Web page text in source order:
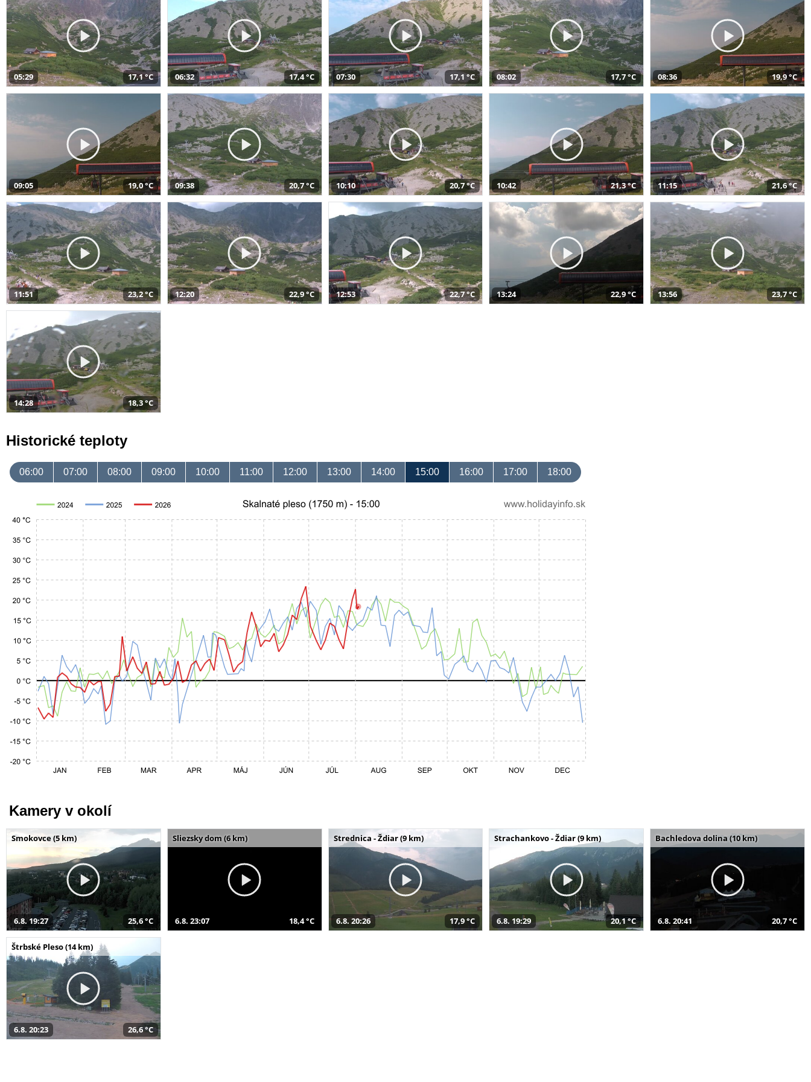
05:29 17,1 °C 06:32 17,4 °C 07:30 17,1 °C 08:02 17,7 °C 08:36 19,9 °C
09:05 19,0 °C 09:38 20,7 °C 10:10 20,7 °C 10:42 21,3 °C 11:15 21,6 °C
11:51 23,2 °C 12:20 22,9 °C 12:53 22,7 °C 13:24 22,9 °C 13:56 23,7 °C
14:28 18,3 °C
Historické teploty
06:00 07:00 08:00 09:00 10:00 11:00 12:00 13:00 14:00 15:00 16:00 17:00 18:00
Kamery v okolí
Smokovce (5 km)
6.8. 19:27 25,6 °C
Sliezsky dom (6 km)
6.8. 23:07 18,4 °C
Strednica - Ždiar (9 km)
6.8. 20:26 17,9 °C
Strachankovo - Ždiar (9 km)
6.8. 19:29 20,1 °C
Bachledova dolina (10 km)
6.8. 20:41 20,7 °C
Štrbské Pleso (14 km)
6.8. 20:23 26,6 °C